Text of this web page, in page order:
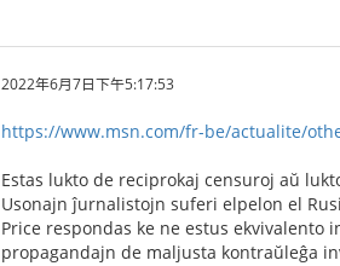
2022年6月7日下午5:17:53
https://www.msn.com/fr-be/actualite/
Estas lukto de reciprokaj censuroj aŭ
Usonajn ĵurnalistojn suferi elpelon el
Price respondas ke ne estus
propagandajn de maljusta kontraŭleĝa